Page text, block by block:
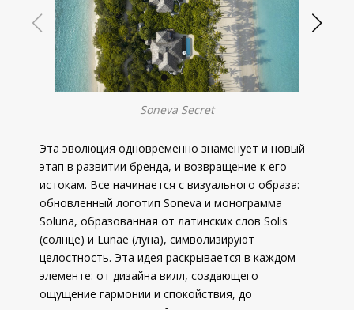
Soneva Secret
Эта эволюция одновременно знаменует и новый
этап в развитии бренда, и возвращение к его
истокам. Все начинается с визуального образа:
обновленный логотип Soneva и монограмма
Soluna, образованная от латинских слов Solis
(солнце) и Lunae (луна), символизируют
целостность. Эта идея раскрывается в каждом
элементе: от дизайна вилл, создающего
ощущение гармонии и спокойствия, до